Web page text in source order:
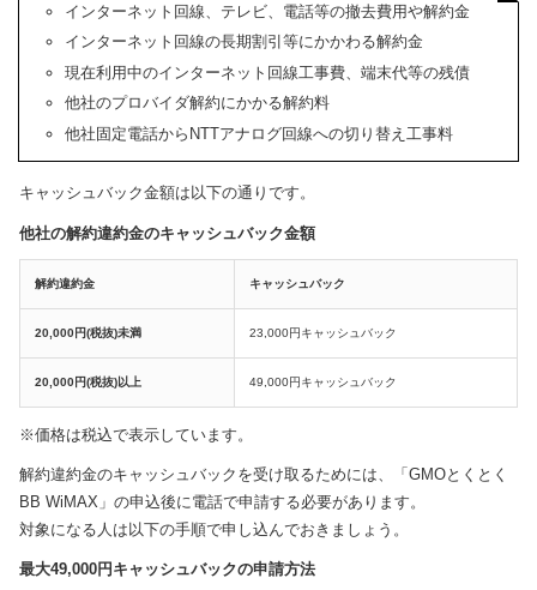
インターネット回線、テレビ、電話等の撤去費用や解約金
インターネット回線の長期割引等にかかわる解約金
現在利用中のインターネット回線工事費、端末代等の残債
他社のプロバイダ解約にかかる解約料
他社固定電話からNTTアナログ回線への切り替え工事料
キャッシュバック金額は以下の通りです。
他社の解約違約金のキャッシュバック金額
解約違約金 キャッシュバック
20,000円(税抜)未満 23,000円キャッシュバック
20,000円(税抜)以上 49,000円キャッシュバック
※価格は税込で表示しています。
解約違約金のキャッシュバックを受け取るためには、「GMOとくとく
BB WiMAX」の申込後に電話で申請する必要があります。
対象になる人は以下の手順で申し込んでおきましょう。
最大49,000円キャッシュバックの申請方法